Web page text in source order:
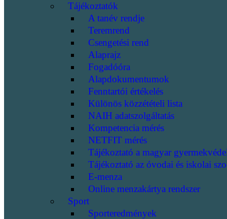
Tájékoztatók
A tanév rendje
Teremrend
Csengetési rend
Alaprajz
Fogadóóra
Alapdokumentumok
Fenntartói értékelés
Különös közzétételi lista
NAIH adatszolgáltatás
Kompetencia mérés
NETFIT mérés
Tájékoztató a magyar
Tájékoztató az óvodai és iskolai
E-menza
Online menzakártya rendszer
Sport
Sporteredmények